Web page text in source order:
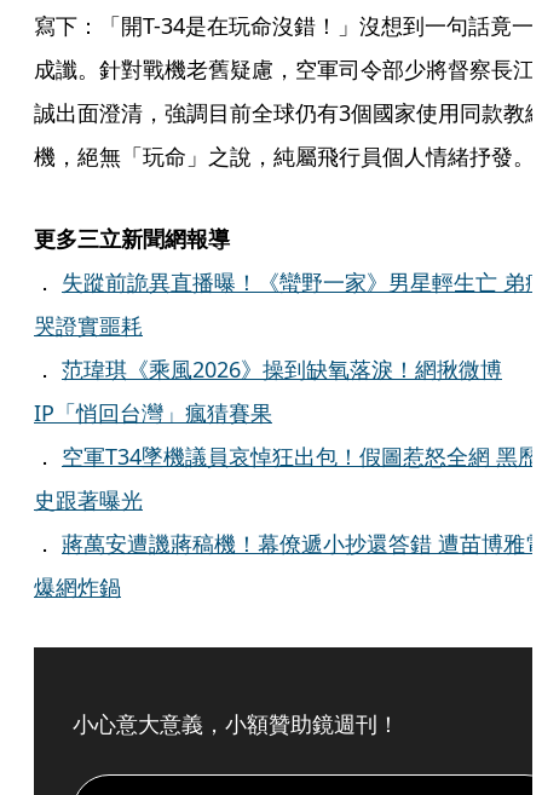
寫下：「開T-34是在玩命沒錯！」沒想到一句話竟一
成讖。針對戰機老舊疑慮，空軍司令部少將督察長江
誠出面澄清，強調目前全球仍有3個國家使用同款教
機，絕無「玩命」之說，純屬飛行員個人情緒抒發。
更多三立新聞網報導
． 失蹤前詭異直播曝！《蠻野一家》男星輕生亡 弟
哭證實噩耗
． 范瑋琪《乘風2026》操到缺氧落淚！網揪微博
IP「悄回台灣」瘋猜賽果
． 空軍T34墜機議員哀悼狂出包！假圖惹怒全網 黑歷
史跟著曝光
． 蔣萬安遭譏蔣稿機！幕僚遞小抄還答錯 遭苗博雅
爆網炸鍋
小心意大意義，小額贊助鏡週刊！